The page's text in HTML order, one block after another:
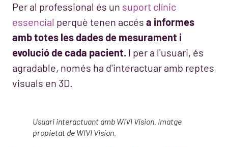
Per al professional és un suport clínic
essencial perquè tenen accés a informes
amb totes les dades de mesurament i
evolució de cada pacient. I per a l'usuari, és
agradable, només ha d'interactuar amb reptes
visuals en 3D.
Usuari interactuant amb WIVI Vision. Imatge
propietat de WIVI Vision.